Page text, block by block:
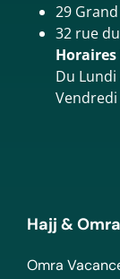
29
32 rue
Du Lundi
Vendredi
Hajj & Omra
Omra